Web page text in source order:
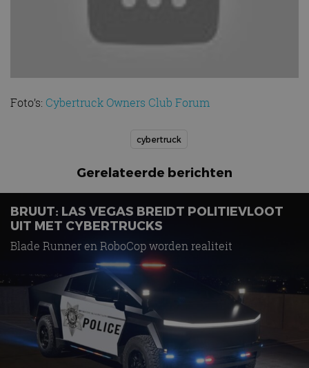
Foto’s: Cybertruck Owners Club Forum
cybertruck
Gerelateerde berichten
BRUUT: LAS VEGAS BREIDT POLITIEVLOOT
UIT MET CYBERTRUCKS
Blade Runner en RoboCop worden realiteit